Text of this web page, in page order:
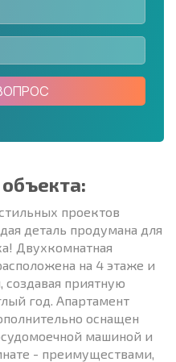
проектов
деталь продумана для
Двухкомнатная
на 4 этаже и
создавая приятную
год. Апартамент
оснащен
машиной и
- преимуществами,